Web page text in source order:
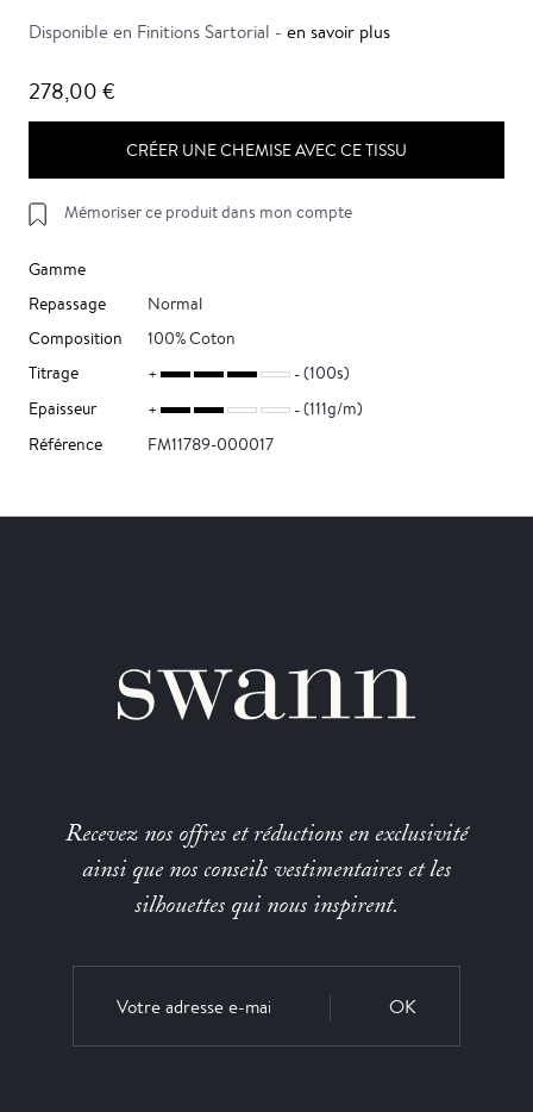
Disponible en Finitions Sartorial - en savoir plus
278,00 €
CRÉER UNE CHEMISE AVEC CE TISSU
Mémoriser ce produit dans mon compte
Gamme
Repassage
Normal
Composition
100% Coton
Titrage
(100s)
Epaisseur
(111g/m)
Référence
FM11789-000017
Recevez nos offres et réductions en exclusivité
ainsi que nos conseils vestimentaires et les
silhouettes qui nous inspirent.
OK